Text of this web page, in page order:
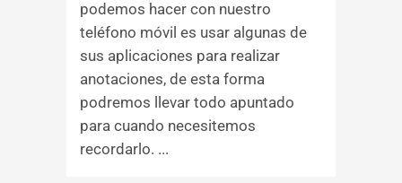
podemos hacer con nuestro
teléfono móvil es usar algunas de
sus aplicaciones para realizar
anotaciones, de esta forma
podremos llevar todo apuntado
para cuando necesitemos
recordarlo. ...